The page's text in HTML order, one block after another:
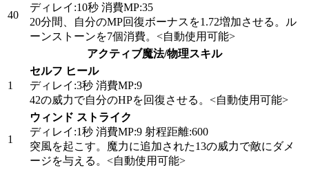
40
ディレイ:10秒 消費MP:35
20分間、自分のMP回復ボーナスを1.72増加させる。ル
ーンストーンを7個消費。 <自動使用可能>
アクティブ魔法/物理スキル
1
セルフ ヒール
ディレイ:3秒 消費MP:9
42の威力で自分のHPを回復させる。 <自動使用可能>
1
ウィンド ストライク
ディレイ:1秒 消費MP:9 射程距離:600
突風を起こす。魔力に追加された13の威力で敵にダメ
ージを与える。 <自動使用可能>